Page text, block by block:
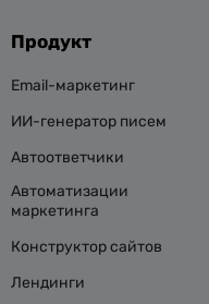
Продукт
Email-маркетинг
ИИ-генератор писем
Автоответчики
Автоматизации
маркетинга
Конструктор сайтов
Лендинги